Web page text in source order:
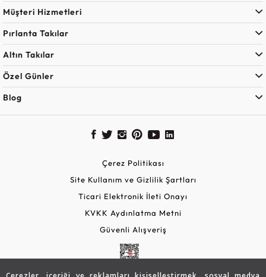
Müşteri Hizmetleri
Pırlanta Takılar
Altın Takılar
Özel Günler
Blog
Çerez Politikası
Site Kullanım ve Gizlilik Şartları
Ticari Elektronik İleti Onayı
KVKK Aydınlatma Metni
Güvenli Alışveriş